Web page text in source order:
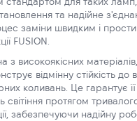
та надійне
заміни швидким і
FUSION.
з високоякісних
відмінну стійкість до
коливань. Це гарантує її
світіння протягом
забезпечуючи надійну